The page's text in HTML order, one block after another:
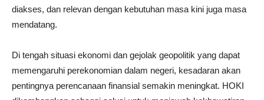
diakses, dan relevan dengan kebutuhan masa kini juga masa
mendatang.
Di tengah situasi ekonomi dan gejolak geopolitik yang dapat
memengaruhi perekonomian dalam negeri, kesadaran akan
pentingnya perencanaan finansial semakin meningkat. HOKI